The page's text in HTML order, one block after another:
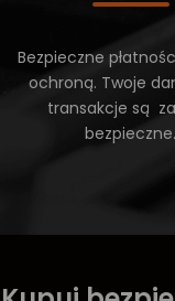
Bezpieczne
ochroną. Twoje
transakcje są
bezpieczne.